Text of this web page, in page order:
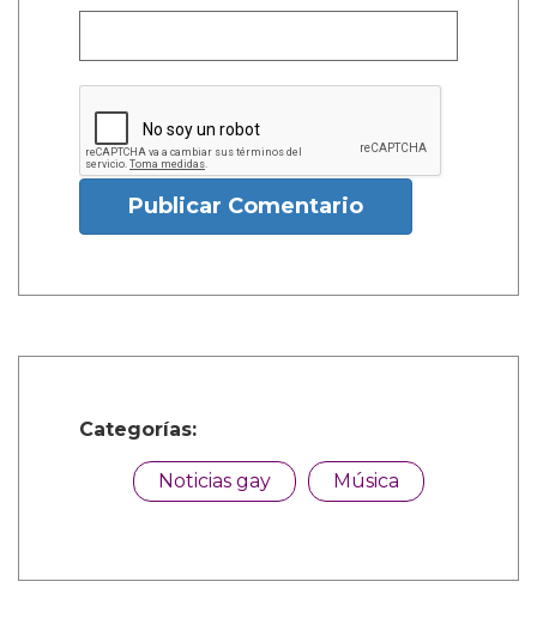
Publicar Comentario
Categorías:
Noticias gay Música